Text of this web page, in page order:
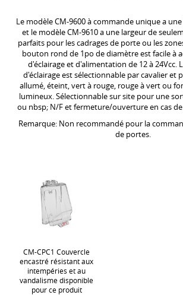
Le modèle CM-9600 à commande unique a
et le modèle CM-9610 a une largeur de
parfaits pour les cadrages de porte ou les
bouton rond de 1po de diamètre est facile à
d'éclairage et d'alimentation de 12 à 24Vcc.
d'éclairage est sélectionnable par cavalier et
allumé, éteint, vert à rouge, rouge à vert ou
lumineux. Sélectionnable sur site pour une
ou nbsp; N/F et fermeture/ouverture en cas
Remarque: Non recommandé pour la
de portes.
CM-CPC1 Couvercle
encastré résistant aux
intempéries et au
vandalisme disponible
pour ce produit